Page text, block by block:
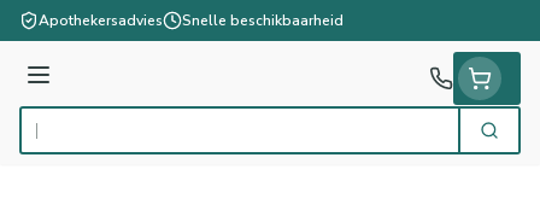
Ga naar de inhoud
Apothekersadvies Snelle beschikbaarheid
Menu
Product, merk, categorie... Zoek